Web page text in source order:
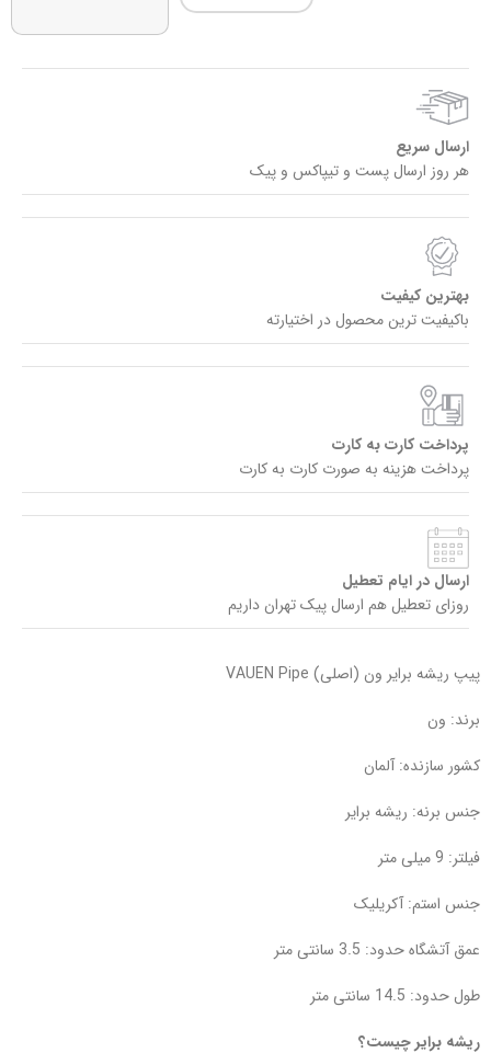
ارسال سریع
هر روز ارسال پست و تیپاکس و پیک
بهترین کیفیت
باکیفیت ترین محصول در اختیارته
پرداخت کارت به کارت
پرداخت هزینه به صورت کارت به کارت
ارسال در ایام تعطیل
روزای تعطیل هم ارسال پیک تهران داریم
پیپ ریشه برایر ون (اصلی) VAUEN Pipe
برند: ون
کشور سازنده: آلمان
جنس برنه: ریشه برایر
فیلتر: 9 میلی متر
جنس استم: آکریلیک
عمق آتشگاه حدود: 3.5 سانتی متر
طول حدود: 14.5 سانتی متر
ریشه برایر چیست؟